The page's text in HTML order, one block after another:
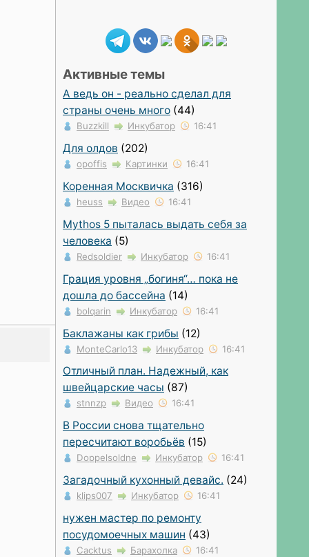
Активные темы
А ведь он - реально сделал для
страны очень много (44)
Buzzkill Инкубатор 16:41
Для олдов (202)
opoffis Картинки 16:41
Коренная Москвичка (316)
heuss Видео 16:41
Mythos 5 пыталась выдать себя за
человека (5)
Redsoldier Инкубатор 16:41
Грация уровня „богиня“… пока не
дошла до бассейна (14)
bolqarin Инкубатор 16:41
Баклажаны как грибы (12)
MonteCarlo13 Инкубатор 16:41
Отличный план. Надежный, как
швейцарские часы (87)
stnnzp Видео 16:41
В России снова тщательно
пересчитают воробьёв (15)
Doppelsoldne Инкубатор 16:41
Загадочный кухонный девайс. (24)
klips007 Инкубатор 16:41
нужен мастер по ремонту
посудомоечных машин (43)
Cacktus Барахолка 16:41